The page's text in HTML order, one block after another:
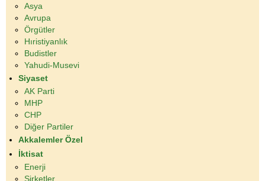
Asya
Avrupa
Örgütler
Hıristiyanlık
Budistler
Yahudi-Musevi
Siyaset
AK Parti
MHP
CHP
Diğer Partiler
Akkalemler Özel
İktisat
Enerji
Şirketler